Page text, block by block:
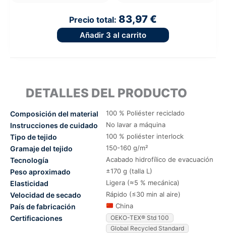
Precio total: 83,97 €
Añadir 3 al carrito
DETALLES DEL PRODUCTO
Composición del material 100 % Poliéster reciclado
Instrucciones de cuidado No lavar a máquina
Tipo de tejido 100 % poliéster interlock
Gramaje del tejido 150-160 g/m²
Tecnología Acabado hidrofílico de evacuación
Peso aproximado ±170 g (talla L)
Elasticidad Ligera (≈5 % mecánica)
Velocidad de secado Rápido (≤30 min al aire)
País de fabricación China
Certificaciones
OEKO-TEX® Std 100
Global Recycled Standard